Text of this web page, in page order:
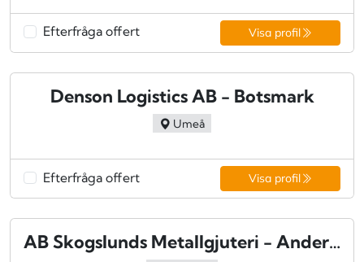
Efterfråga offert Visa profil
Denson Logistics AB - Botsmark
Umeå
Efterfråga offert Visa profil
AB Skogslunds Metallgjuteri - Anderstorp